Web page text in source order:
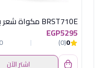
BRST710E مكواة شعر براون
EGP5295
0
(0)
0 تم البيع
اشترِ الآن